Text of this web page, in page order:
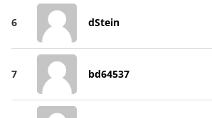
6 dStein
7 bd64537